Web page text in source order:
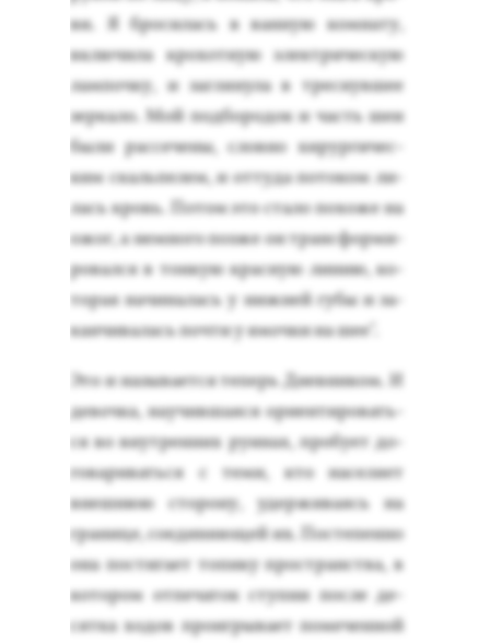
ви. Я бро­силась в ван­ную ком­на­ту,
вклю­чила кро­хот­ную элек­три­чес­кую
лам­почку, и заг­ля­нула в трес­нувшее
зер­ка­ло. Мой под­бо­родок и часть шеи
бы­ли рас­се­чены, слов­но хи­рур­ги­чес­
ким скаль­пе­лем, и от­ту­да по­током ли­
лась кровь. По­том это ста­ло по­хоже на
ожог, а нем­но­го поз­же он тран­сфор­ми­
ровал­ся в тон­кую крас­ную ли­нию, ко­
торая на­чина­лась у ниж­ней гу­бы и за­
кан­чи­валась поч­ти у ямоч­ки на шее".
Это и на­зыва­ет­ся те­перь Днев­ни­ком. И
де­воч­ка, на­учив­ша­яся ори­ен­ти­ровать­
ся во внут­ренних ру­инах, про­бу­ет до­
гова­ривать­ся с те­ми, кто на­селя­ет
внеш­нюю сто­рону, удер­жи­ва­ясь на
гра­нице, со­еди­ня­ющей их. Пос­те­пен­но
она пос­ти­га­ет то­пику прос­транс­тва, в
ко­тором от­пе­чаток ступ­ни пос­ле де­
сят­ка хо­дов про­иг­ры­ва­ет по­мечен­ной